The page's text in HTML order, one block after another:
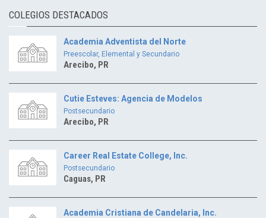
COLEGIOS DESTACADOS
Academia Adventista del Norte
Preescolar, Elemental y Secundario
Arecibo, PR
Cutie Esteves: Agencia de Modelos
Postsecundario
Arecibo, PR
Career Real Estate College, Inc.
Postsecundario
Caguas, PR
Academia Cristiana de Candelaria, Inc.